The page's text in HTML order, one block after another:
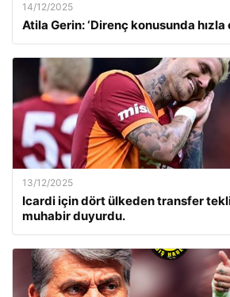
14/12/2025
Atila Gerin: ‘Direnç konusunda hızla
13/12/2025
Icardi için dört ülkeden transfer
muhabir duyurdu.